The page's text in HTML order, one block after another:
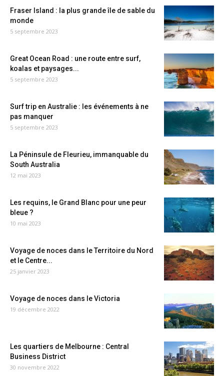
Fraser Island : la plus grande île de sable du
monde
5 septembre 2023
Great Ocean Road : une route entre surf,
koalas et paysages...
5 septembre 2023
Surf trip en Australie : les événements à ne
pas manquer
5 septembre 2023
La Péninsule de Fleurieu, immanquable du
South Australia
12 mai 2023
Les requins, le Grand Blanc pour une peur
bleue ?
10 mai 2023
Voyage de noces dans le Territoire du Nord
et le Centre...
25 janvier 2023
Voyage de noces dans le Victoria
19 décembre 2022
Les quartiers de Melbourne : Central
Business District
30 novembre 2022